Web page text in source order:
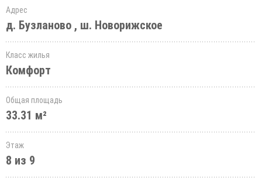
Адрес
д. Бузланово , ш. Новорижское
Класс жилья
Комфорт
Общая площадь
33.31 м²
Этаж
8 из 9